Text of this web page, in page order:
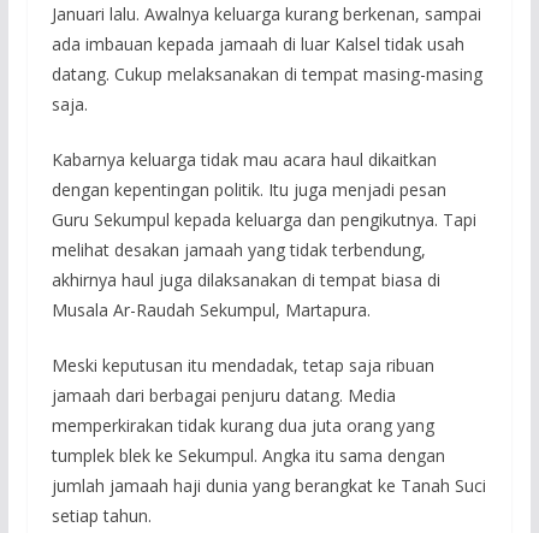
Januari lalu. Awalnya keluarga kurang berkenan, sampai
ada imbauan kepada jamaah di luar Kalsel tidak usah
datang. Cukup melaksanakan di tempat masing-masing
saja.
Kabarnya keluarga tidak mau acara haul dikaitkan
dengan kepentingan politik. Itu juga menjadi pesan
Guru Sekumpul kepada keluarga dan pengikutnya. Tapi
melihat desakan jamaah yang tidak terbendung,
akhirnya haul juga dilaksanakan di tempat biasa di
Musala Ar-Raudah Sekumpul, Martapura.
Meski keputusan itu mendadak, tetap saja ribuan
jamaah dari berbagai penjuru datang. Media
memperkirakan tidak kurang dua juta orang yang
tumplek blek ke Sekumpul. Angka itu sama dengan
jumlah jamaah haji dunia yang berangkat ke Tanah Suci
setiap tahun.